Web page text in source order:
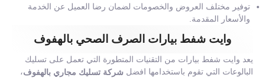
توفير مختلف العروض والخصومات لضمان رضا العميل عن الخدمة
والأسعار المقدمة.
وايت شفط بيارات الصرف الصحي بالهفوف
يعد وايت شفط بيارات من التقنيات المتطورة التي تعمل على تسليك
البالوعات التي تقوم باستخدامها افضل شركة تسليك مجاري بالهفوف،